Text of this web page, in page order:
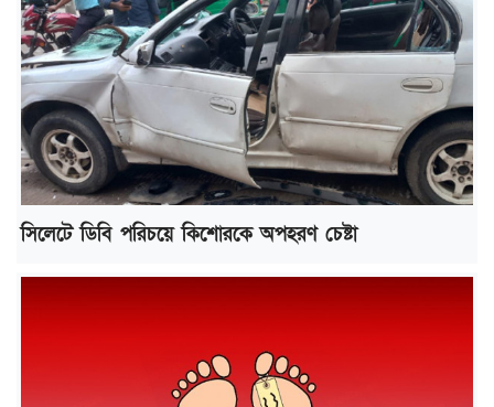
সিলেটে ডিবি পরিচয়ে কিশোরকে অপহরণ চেষ্টা